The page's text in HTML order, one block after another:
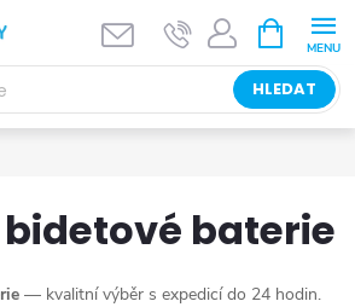
HLEDAT
NÁKUPNÍ
KOŠÍK
baterie
— kvalitní výběr s expedicí do 24 hodin.